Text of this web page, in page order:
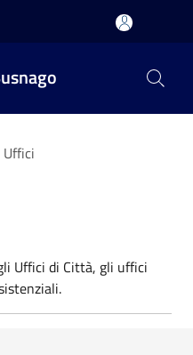
Uffici
Uffici di Città, gli uffici